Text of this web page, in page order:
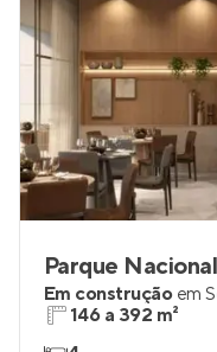
Parque Nacional
Em construção em
146 a 392 m²